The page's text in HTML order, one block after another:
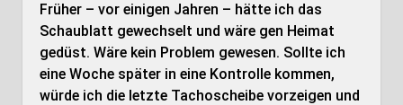
Früher – vor einigen Jahren – hätte ich das
Schaublatt gewechselt und wäre gen Heimat
gedüst. Wäre kein Problem gewesen. Sollte ich
eine Woche später in eine Kontrolle kommen,
würde ich die letzte Tachoscheibe vorzeigen und